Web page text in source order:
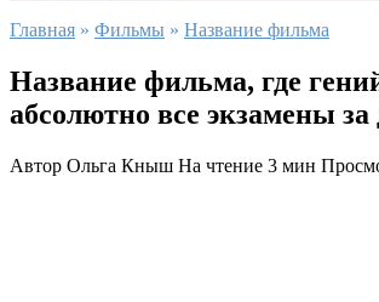
Главная » Фильмы » Название фильма
Название фильма, где
абсолютно все экзамены за
Автор Ольга Кныш На чтение 3 мин